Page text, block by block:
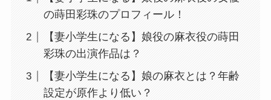
の蒔田彩珠のプロフィール！
【妻小学生になる】娘役の麻衣役の蒔田
彩珠の出演作品は？
【妻小学生になる】娘の麻衣とは？年齢
設定が原作より低い？